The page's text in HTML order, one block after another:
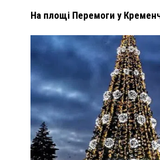
На площі Перемоги у